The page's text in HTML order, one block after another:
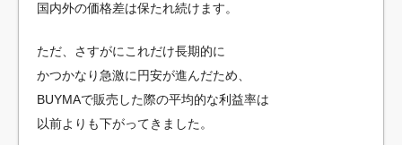
国内外の価格差は保たれ続けます。
ただ、さすがにこれだけ長期的に
かつかなり急激に円安が進んだため、
BUYMAで販売した際の平均的な利益率は
以前よりも下がってきました。